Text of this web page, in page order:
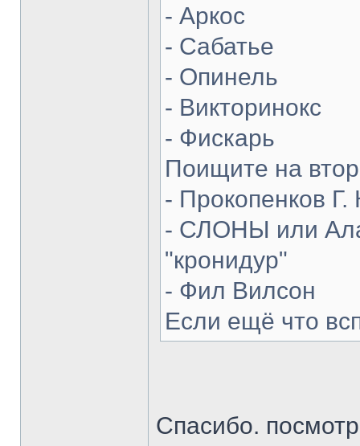
- Аркос
- Сабатье
- Опинель
- Викторинокс
- Фискарь
Поищите на
- Прокопенков Г.
- СЛОНЫ или
"кронидур"
- Фил Вилсон
Если ещё что
Спасибо.